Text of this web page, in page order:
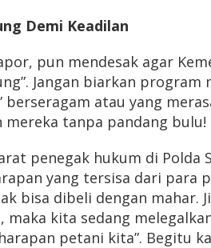
Demi Keadilan
pun mendesak agar
Jangan biarkan
berseragam atau yang
mereka tanpa pandang bulu!
penegak hukum di Polda
yang tersisa dari para
bisa dibeli dengan mahar.
maka kita sedang
petani kita”. Begitu